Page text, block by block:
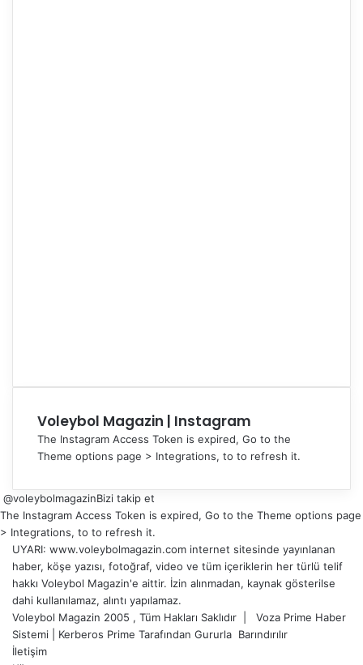
Voleybol Magazin | Instagram
The Instagram Access Token is expired, Go to the
Theme options page > Integrations, to to refresh it.
@voleybolmagazinBizi takip et
The Instagram Access Token is expired, Go to the Theme options page
> Integrations, to to refresh it.
UYARI: www.voleybolmagazin.com internet sitesinde yayınlanan
haber, köşe yazısı, fotoğraf, video ve tüm içeriklerin her türlü telif
hakkı Voleybol Magazin'e aittir. İzin alınmadan, kaynak gösterilse
dahi kullanılamaz, alıntı yapılamaz.
Voleybol Magazin 2005 , Tüm Hakları Saklıdır | Voza Prime Haber
Sistemi
Kerberos Prime Tarafından Gururla Barındırılır
İletişim